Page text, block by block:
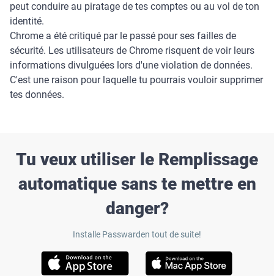
peut conduire au piratage de tes comptes ou au vol de ton
identité.
Chrome a été critiqué par le passé pour ses failles de
sécurité. Les utilisateurs de Chrome risquent de voir leurs
informations divulguées lors d'une violation de données.
C'est une raison pour laquelle tu pourrais vouloir supprimer
tes données.
Tu veux utiliser le Remplissage
automatique sans te mettre en
danger?
Installe Passwarden tout de suite!